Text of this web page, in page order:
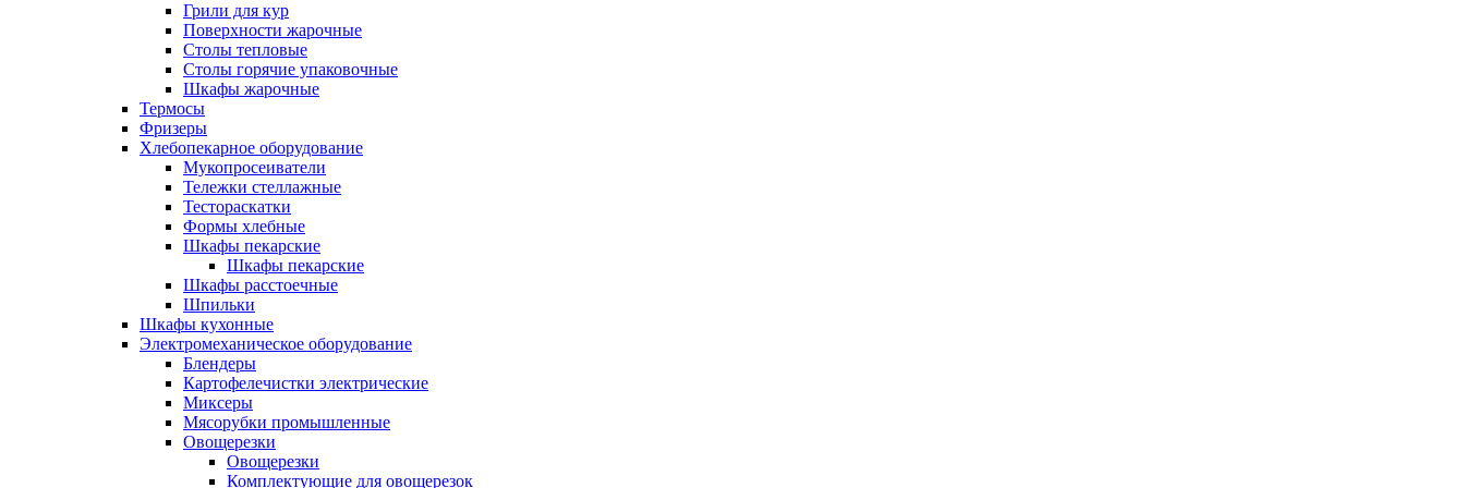
Грили для кур
Поверхности жарочные
Столы тепловые
Столы горячие упаковочные
Шкафы жарочные
Термосы
Фризеры
Хлебопекарное оборудование
Мукопросеиватели
Тележки стеллажные
Тестораскатки
Формы хлебные
Шкафы пекарские
Шкафы пекарские
Шкафы расстоечные
Шпильки
Шкафы кухонные
Электромеханическое оборудование
Блендеры
Картофелечистки электрические
Миксеры
Мясорубки промышленные
Овощерезки
Овощерезки
Комплектующие для овощерезок